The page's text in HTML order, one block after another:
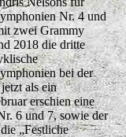
Nr. 4 und
zwei Grammy
2018 die dritte
bei der
als ein
erschien eine
6 und 7, sowie der
„Festliche